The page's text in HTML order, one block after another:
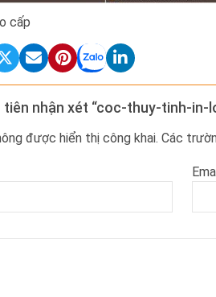
cấp
tiên nhận xét “coc-thuy-tinh-in-
được hiển thị công khai. Các